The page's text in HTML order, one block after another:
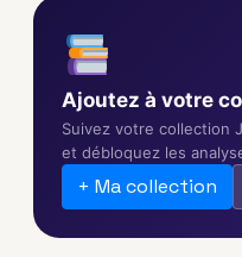
Ajoutez à votre
Suivez votre collection
et débloquez les
+ Ma collection